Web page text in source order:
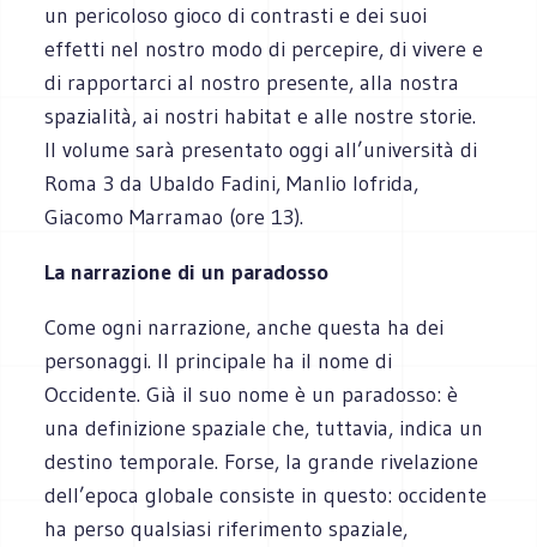
un pericoloso gioco di contrasti e dei suoi
effetti nel nostro modo di percepire, di vivere e
di rapportarci al nostro presente, alla nostra
spazialità, ai nostri habitat e alle nostre storie.
Il volume sarà presentato oggi all’università di
Roma 3 da Ubaldo Fadini, Manlio Iofrida,
Giacomo Marramao (ore 13).
La narrazione di un paradosso
Come ogni narrazione, anche questa ha dei
personaggi. Il principale ha il nome di
Occidente. Già il suo nome è un paradosso: è
una definizione spaziale che, tuttavia, indica un
destino temporale. Forse, la grande rivelazione
dell’epoca globale consiste in questo: occidente
ha perso qualsiasi riferimento spaziale,